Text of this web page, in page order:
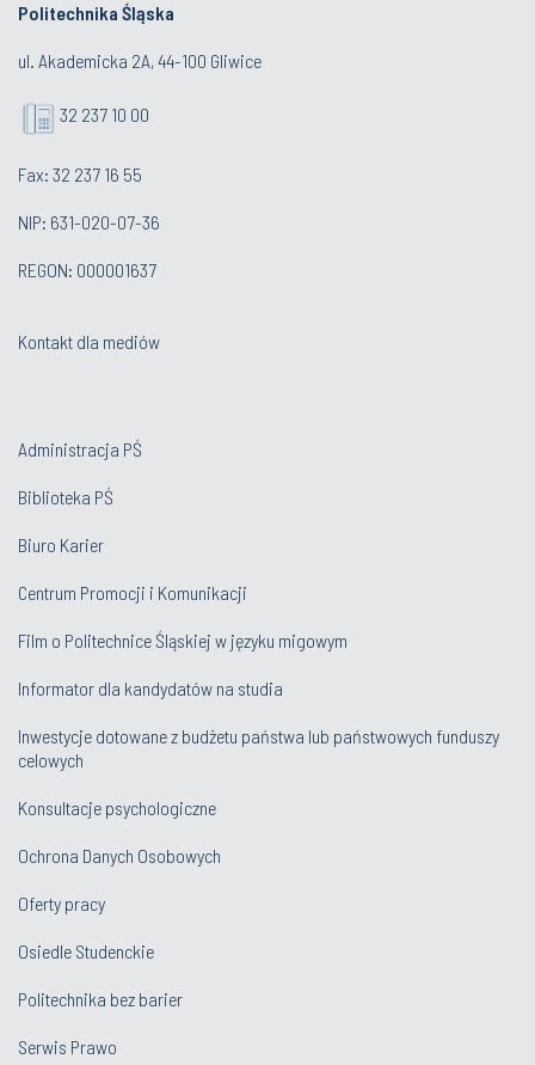
Politechnika Śląska
ul. Akademicka 2A, 44-100 Gliwice
32 237 10 00
Fax: 32 237 16 55
NIP: 631-020-07-36
REGON: 000001637
Kontakt dla mediów
Administracja PŚ
Biblioteka PŚ
Biuro Karier
Centrum Promocji i Komunikacji
Film o Politechnice Śląskiej w języku migowym
Informator dla kandydatów na studia
Inwestycje dotowane z budżetu państwa lub państwowych funduszy
celowych
Konsultacje psychologiczne
Ochrona Danych Osobowych
Oferty pracy
Osiedle Studenckie
Politechnika bez barier
Serwis Prawo